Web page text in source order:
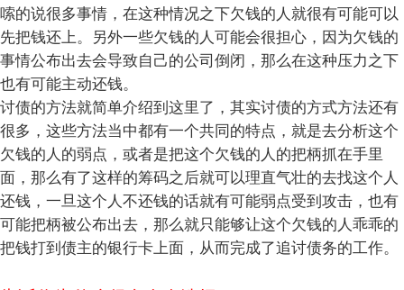
嗦的说很多事情，在这种情况之下欠钱的人就很有可能可以
先把钱还上。另外一些欠钱的人可能会很担心，因为欠钱的
事情公布出去会导致自己的公司倒闭，那么在这种压力之下
也有可能主动还钱。
讨债的方法就简单介绍到这里了，其实讨债的方式方法还有
很多，这些方法当中都有一个共同的特点，就是去分析这个
欠钱的人的弱点，或者是把这个欠钱的人的把柄抓在手里
面，那么有了这样的筹码之后就可以理直气壮的去找这个人
还钱，一旦这个人不还钱的话就有可能弱点受到攻击，也有
可能把柄被公布出去，那么就只能够让这个欠钱的人乖乖的
把钱打到债主的银行卡上面，从而完成了追讨债务的工作。